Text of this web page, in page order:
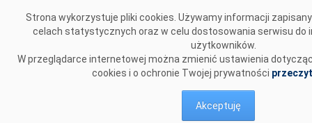
Strona wykorzystuje pliki cookies. Używamy informacji
celach statystycznych oraz w celu dostosowania serwisu do
użytkowników.
W przeglądarce internetowej można zmienić ustawienia
cookies i o ochronie Twojej prywatności
Akceptuję